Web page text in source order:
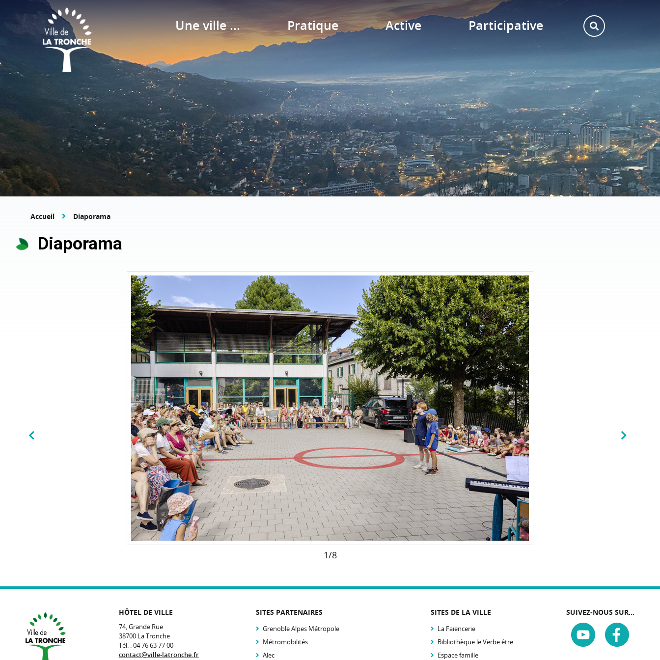
Une ville ... Pratique Active Participative
Accueil Diaporama
Diaporama
1/8
HÔTEL DE VILLE
74, Grande Rue
38700 La Tronche
Tél. : 04 76 63 77 00
contact@ville-latronche.fr
SITES PARTENAIRES
Grenoble Alpes Métropole
Métromobilités
Alec
SITES DE LA VILLE
La Faïencerie
Bibliothèque le Verbe être
Espace famille
SUIVEZ-NOUS SUR...